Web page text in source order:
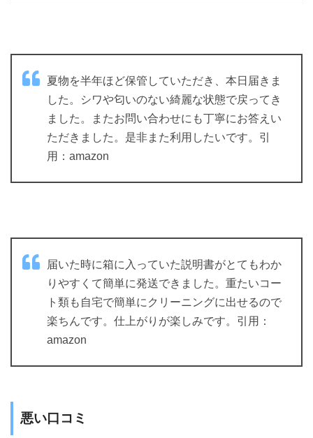
夏物を半年ほど保管していただき、本日届きま
した。シワや匂いのない綺麗な状態で戻ってき
ました。またお問い合わせにも丁寧にお答えい
ただきました。是非また利用したいです。引
用：amazon
届いた時に箱に入っていた説明書がとてもわか
りやすくて簡単に発送できました。重たいコー
ト類も自宅で簡単にクリーニングに出せるので
楽ちんです。仕上がりが楽しみです。引用：
amazon
悪い口コミ